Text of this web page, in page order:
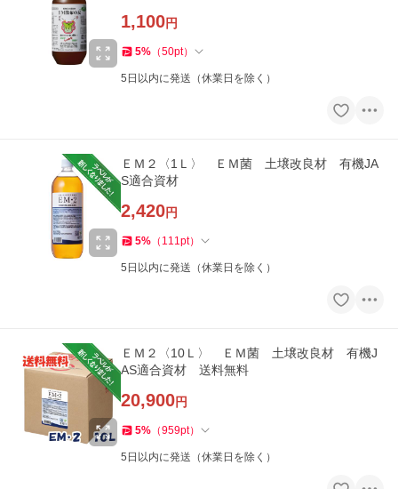
1,100円
5% （50pt）
5日以内に発送（休業日を除く）
ＥＭ２〈1Ｌ〉 ＥＭ菌 土壌改良材 有機JA
S適合資材
2,420円
5% （ 111pt）
5日以内に発送（休業日を除く）
ＥＭ２〈10Ｌ〉 ＥＭ菌 土壌改良材 有機J
AS適合資材 送料無料
20,900円
5% （959pt）
5日以内に発送（休業日を除く）